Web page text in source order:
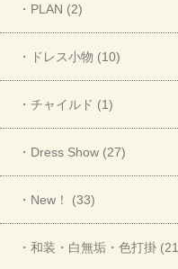
・PLAN (2)
・ドレス小物 (10)
・チャイルド (1)
・Dress Show (27)
・New！ (33)
・和装・白無垢・色打掛